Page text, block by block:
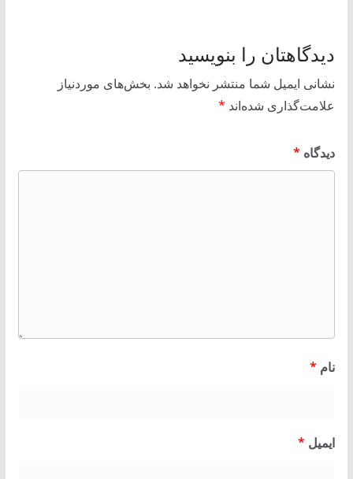
دیدگاهتان را بنویسید
نشانی ایمیل شما منتشر نخواهد شد. بخش‌های موردنیاز
علامت‌گذاری شده‌اند *
دیدگاه *
نام *
ایمیل *